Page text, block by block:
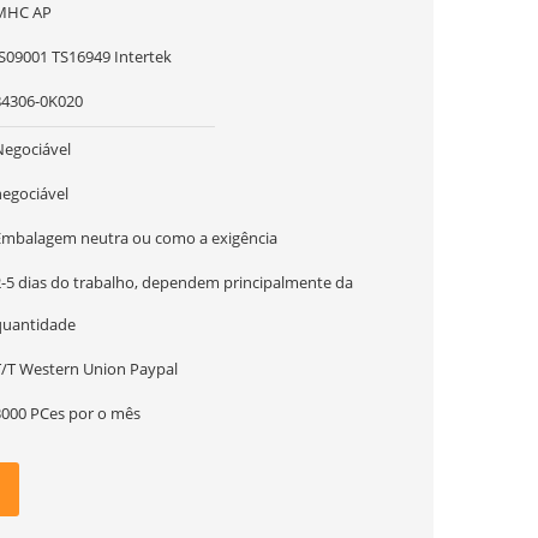
AP
TS16949 Intertek
0K020
neutra ou como a exigência
5 dias do trabalho, dependem principalmente da
T/T Western Union Paypal
PCes por o mês